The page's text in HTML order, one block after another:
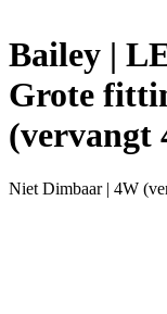
Bailey |
Grote
(vervangt
Niet Dimbaar | 4W